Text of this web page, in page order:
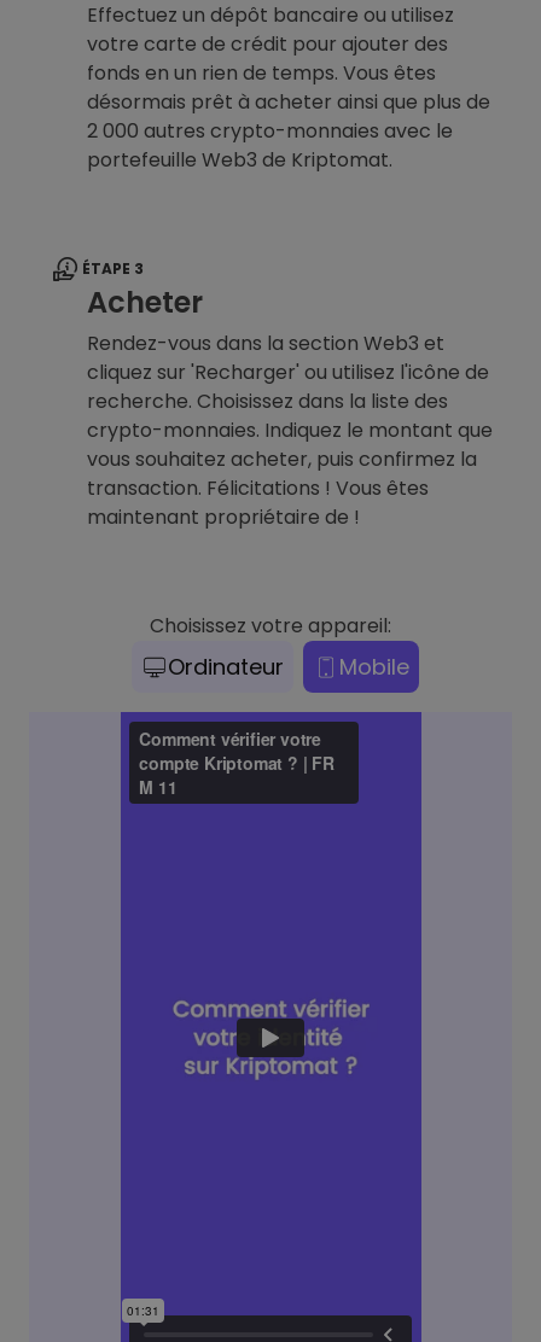
Effectuez un dépôt bancaire ou utilisez
votre carte de crédit pour ajouter des
fonds en un rien de temps. Vous êtes
désormais prêt à acheter ainsi que plus de
2 000 autres crypto-monnaies avec le
portefeuille Web3 de Kriptomat.
ÉTAPE 3
Acheter
Rendez-vous dans la section Web3 et
cliquez sur 'Recharger' ou utilisez l'icône de
recherche. Choisissez dans la liste des
crypto-monnaies. Indiquez le montant que
vous souhaitez acheter, puis confirmez la
transaction. Félicitations ! Vous êtes
maintenant propriétaire de !
Choisissez votre appareil:
Ordinateur Mobile